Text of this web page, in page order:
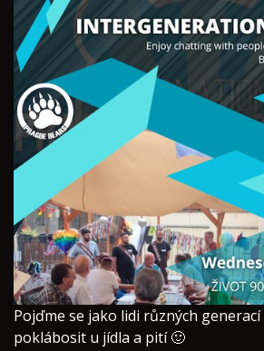
​Pojďme se jako lidi různých
poklábosit u jídla a pití 🙂